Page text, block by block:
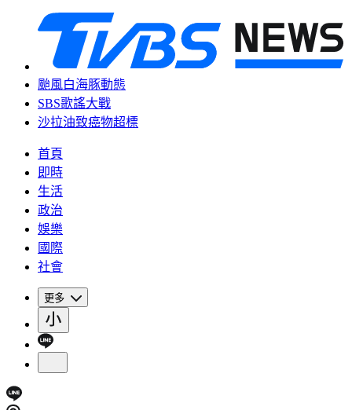
颱風白海豚動態
SBS歌謠大戰
沙拉油致癌物超標
首頁
即時
生活
政治
娛樂
國際
社會
更多